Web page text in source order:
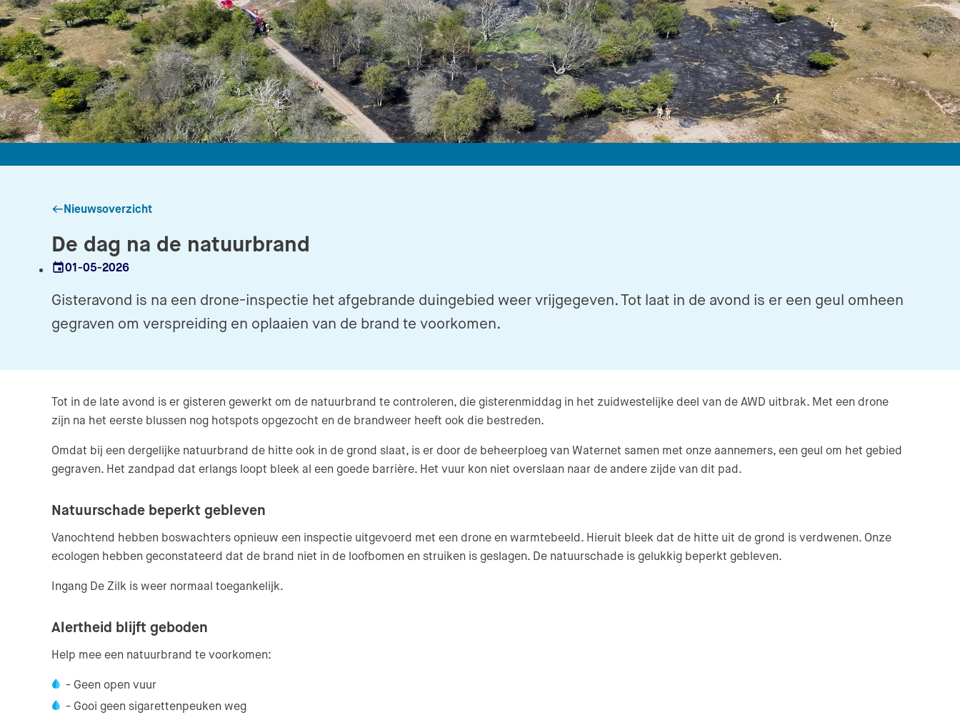
De dag na de natuurbrand
Nieuwsoverzicht
Datum
01-05-2026
Gisteravond is na een drone-inspectie het afgebrande duingebied weer vrijgegeven. Tot laat in de avond is er een geul omheen
gegraven om verspreiding en oplaaien van de brand te voorkomen.
Tot in de late avond is er gisteren gewerkt om de natuurbrand te controleren, die gisterenmiddag in het zuidwestelijke deel van de AWD uitbrak. Met een drone
zijn na het eerste blussen nog hotspots opgezocht en de brandweer heeft ook die bestreden.
Omdat bij een dergelijke natuurbrand de hitte ook in de grond slaat, is er door de beheerploeg van Waternet samen met onze aannemers, een geul om het gebied
gegraven. Het zandpad dat erlangs loopt bleek al een goede barrière. Het vuur kon niet overslaan naar de andere zijde van dit pad.
Natuurschade beperkt gebleven
Vanochtend hebben boswachters opnieuw een inspectie uitgevoerd met een drone en warmtebeeld. Hieruit bleek dat de hitte uit de grond is verdwenen. Onze
ecologen hebben geconstateerd dat de brand niet in de loofbomen en struiken is geslagen. De natuurschade is gelukkig beperkt gebleven.
Ingang De Zilk is weer normaal toegankelijk.
Alertheid blijft geboden
Help mee een natuurbrand te voorkomen:
- Geen open vuur
- Gooi geen sigarettenpeuken weg